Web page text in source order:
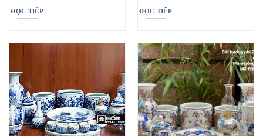
ĐỌC TIẾP ĐỌC TIẾP